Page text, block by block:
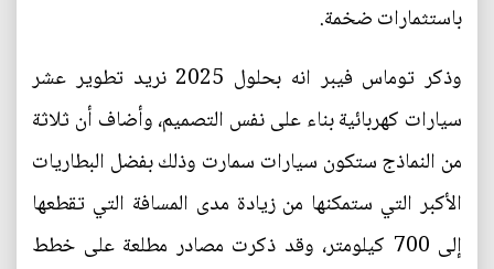
باستثمارات ضخمة.
وذكر توماس فيبر انه بحلول 2025 نريد تطوير عشر
سيارات كهربائية بناء على نفس التصميم، وأضاف أن ثلاثة
من النماذج ستكون سيارات سمارت وذلك بفضل البطاريات
الأكبر التي ستمكنها من زيادة مدى المسافة التي تقطعها
إلى 700 كيلومتر، وقد ذكرت مصادر مطلعة على خطط